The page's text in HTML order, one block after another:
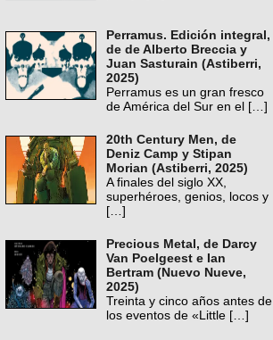
Perramus. Edición integral,
de de Alberto Breccia y
Juan Sasturain (Astiberri,
2025)
Perramus es un gran fresco
de América del Sur en el […]
20th Century Men, de
Deniz Camp y Stipan
Morian (Astiberri, 2025)
A finales del siglo XX,
superhéroes, genios, locos y
[…]
Precious Metal, de Darcy
Van Poelgeest e Ian
Bertram (Nuevo Nueve,
2025)
Treinta y cinco años antes de
los eventos de «Little […]